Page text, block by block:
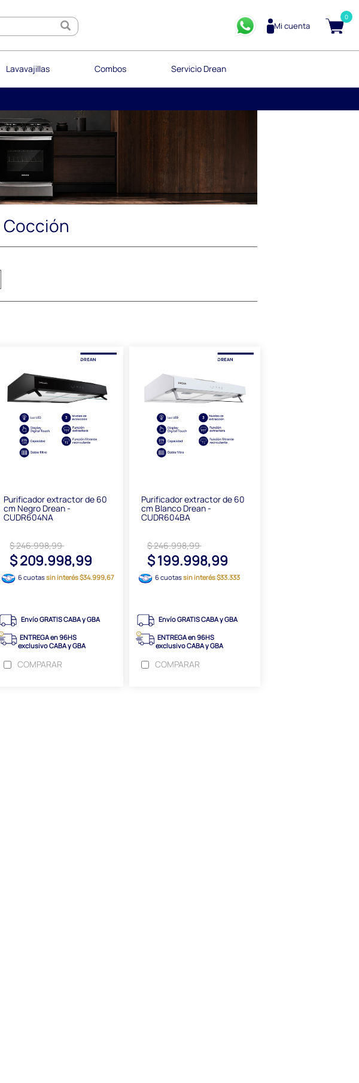
Mi cuenta
0
Lavavajillas Combos Servicio Drean
Cocción
Purificador extractor de 60
cm Negro Drean -
CUDR604NA
$ 246.998,99
$ 209.998,99
6 cuotassin interés $34.999,67
Envío GRATIS CABA y GBA
ENTREGA en 96HS
exclusivo CABA y GBA
COMPARAR
Purificador extractor de 60
cm Blanco Drean -
CUDR604BA
$ 246.998,99
$ 199.998,99
6 cuotassin interés $33.333
Envío GRATIS CABA y GBA
ENTREGA en 96HS
exclusivo CABA y GBA
COMPARAR